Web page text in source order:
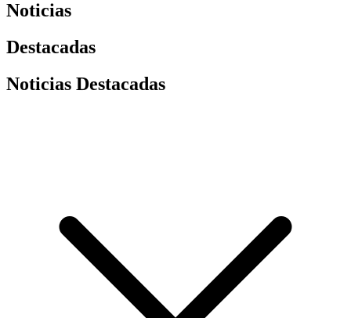
Noticias
Destacadas
Noticias Destacadas